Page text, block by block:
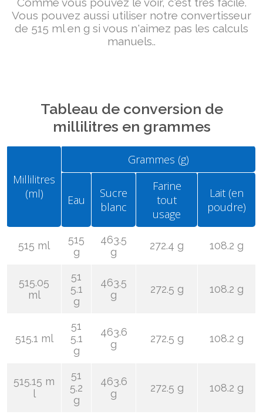
Vous pouvez aussi utiliser notre convertisseur
de 515 ml en g si vous n'aimez pas les calculs
manuels..
Tableau de conversion de
millilitres en grammes
Millilitres
(ml)
Grammes (g)
Eau
Sucre
blanc
Farine
tout
usage
Lait (en
poudre)
515 ml
515
g
463.5
g
272.4 g 108.2 g
515.05
ml
51
5.1
g
463.5
g
272.5 g 108.2 g
515.1 ml
51
5.1
g
463.6
g
272.5 g 108.2 g
515.15 m
l
51
5.2
g
463.6
g
272.5 g 108.2 g